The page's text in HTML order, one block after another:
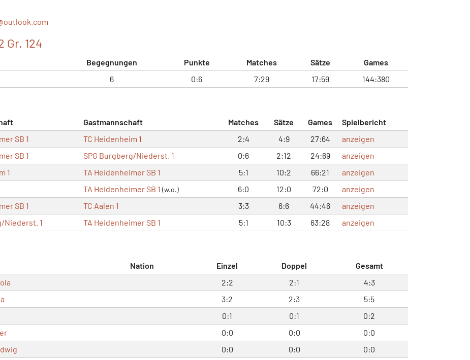
outlook.com
124
Begegnungen Punkte Matches Sätze
Games
6 0:6 7:29 17:59 144:380
Gastmannschaft Matches Sätze Games
Spielbericht
SB 1 TC Heidenheim 1 2:4 4:9 27:64
anzeigen
SB 1 SPG Burgberg/Niederst. 1 0:6 2:12 24:69
anzeigen
1 TA Heidenheimer SB 1 5:1 10:2 66:21
anzeigen
TA Heidenheimer SB 1 (w.o.) 6:0 12:0 72:0
anzeigen
SB 1 TC Aalen 1 3:3 6:6 44:46
anzeigen
Niederst. 1 TA Heidenheimer SB 1 5:1 10:3 63:28 anzeigen
Nation Einzel Doppel
Gesamt
2:2 2:1
4:3
3:2 2:3
5:5
0:1 0:1
0:2
0:0 0:0
0:0
0:0 0:0
0:0